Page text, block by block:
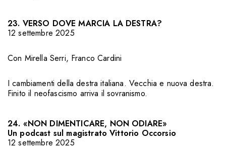
23. VERSO DOVE MARCIA LA DESTRA?
12 settembre 2025
Con Mirella Serri, Franco Cardini
I cambiamenti della destra italiana. Vecchia e nuova destra.
Finito il neofascismo arriva il sovranismo.
24. «NON DIMENTICARE, NON ODIARE»
Un podcast sul magistrato Vittorio Occorsio
12 settembre 2025